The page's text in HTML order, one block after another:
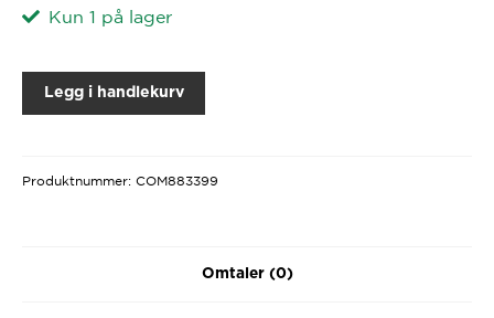
Kun 1 på lager
Legg i handlekurv
Produktnummer: COM883399
Omtaler (0)